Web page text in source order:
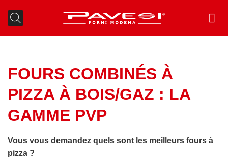
FOURS COMBINÉS À
PIZZA À BOIS/GAZ : LA
GAMME PVP
Vous vous demandez quels sont les meilleurs fours à
pizza ?